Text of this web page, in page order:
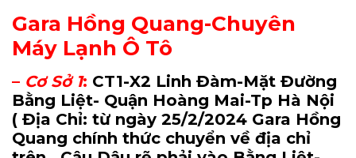
Gara Hồng Quang-Chuyên
Máy Lạnh Ô Tô
– Cơ Sở 1: CT1-X2 Linh Đàm-Mặt Đường
Bằng Liệt- Quận Hoàng Mai-Tp Hà Nội
( Địa Chỉ: từ ngày 25/2/2024 Gara Hồng
Quang chính thức chuyển về địa chỉ